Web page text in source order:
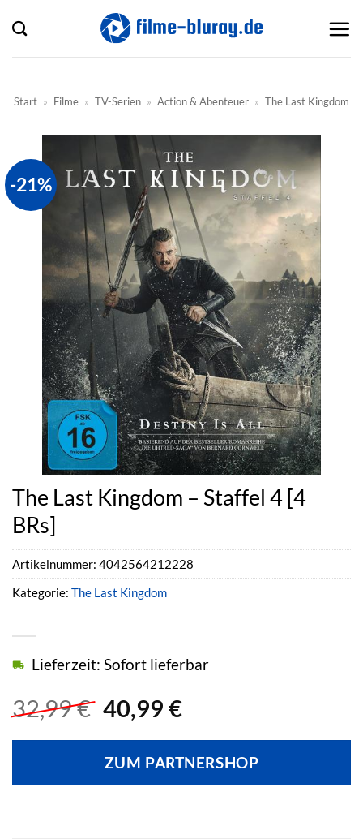
Inhalt
springen
Start » Filme » TV-Serien » Action & Abenteuer » The Last Kingdom
-21%
The Last Kingdom – Staffel 4 [4
BRs]
32,99€ Ursprünglicher
war:
32,99 €
40,99 €Aktueller
ist:
40,99 €.
Lieferzeit: Sofort lieferbar
ZUM PARTNERSHOP
Artikelnummer: 4042564212228
Kategorie: The Last Kingdom